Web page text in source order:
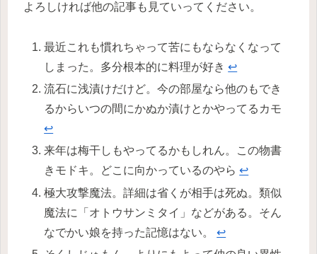
よろしければ他の記事も見ていってください。
最近これも慣れちゃって苦にもならなくなって
しまった。多分根本的に料理が好き↩︎
流石に浅漬けだけど。今の部屋なら他のもでき
るからいつの間にかぬか漬けとかやってるカモ
↩︎
来年は梅干しもやってるかもしれん。この物書
きモドキ。どこに向かっているのやら↩︎
極大攻撃魔法。詳細は省くが相手は死ぬ。類似
魔法に「オトウサンミタイ」などがある。そん
なでかい娘を持った記憶はない。↩︎